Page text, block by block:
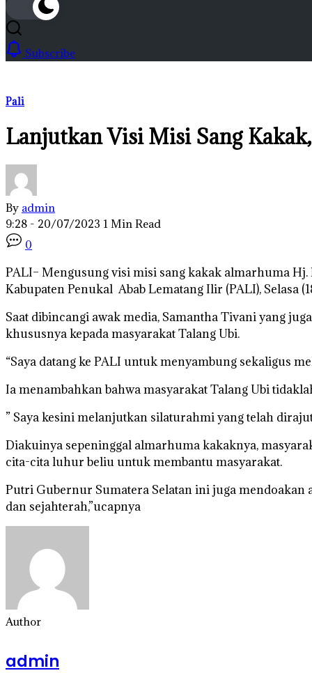
Subscribe
Pali
Lanjutkan Visi Misi Sang
By admin
9:28 - 20/07/2023 1 Min Read
0
PALI– Mengusung visi misi sang kakak almarhuma
Kabupaten Penukal Abab Lematang Ilir (PALI),
Saat dibincangi awak media, Samantha Tivani yang
khususnya kepada masyarakat Talang Ubi.
“Saya datang ke PALI untuk menyambung sekaligus
Ia menambahkan bahwa masyarakat Talang Ubi
” Saya kesini melanjutkan silaturahmi yang telah
Diakuinya sepeninggal almarhuma kakaknya,
cita-cita luhur beliu untuk membantu masyarakat.
Putri Gubernur Sumatera Selatan ini juga mendoakan
dan sejahterah,”ucapnya
Author
admin